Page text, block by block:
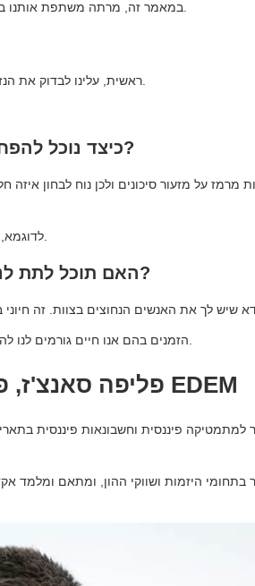
כיצד נוכל להפחית את הסיכון בתקופות של אי וודאות?
מרמז על מזעור סיכונים ולכן נוח לבחון
האם תוכל לתת לנו עצות לגבי ההון האנושי של החברה?
פליפה סאנצ'ז, פרופסור בבית הספר לעסקים EDEM
למתמטיקה פיננסית וחשבונאות פיננסית
בתחומי היזמות ושווקי ההון, ומתאם ומלמד